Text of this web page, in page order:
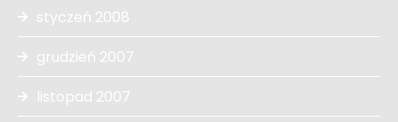
styczeń 2008
grudzień 2007
listopad 2007